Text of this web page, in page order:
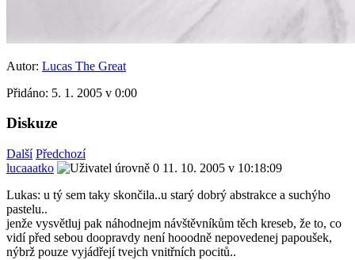
Autor: Lucas The Great
Přidáno: 5. 1. 2005 v 0:00
Diskuze
Další Předchozí
lucaaatko
11. 10. 2005 v 10:18:09
Lukas: u tý sem taky skončila..u starý dobrý abstrakce a suchýho
pastelu..
jenže vysvětluj pak náhodnejm návštěvníkům těch kreseb, že to, co
vidí před sebou doopravdy není hooodně nepovedenej papoušek,
nýbrž pouze vyjádřejí tvejch vnitřních pocitů..